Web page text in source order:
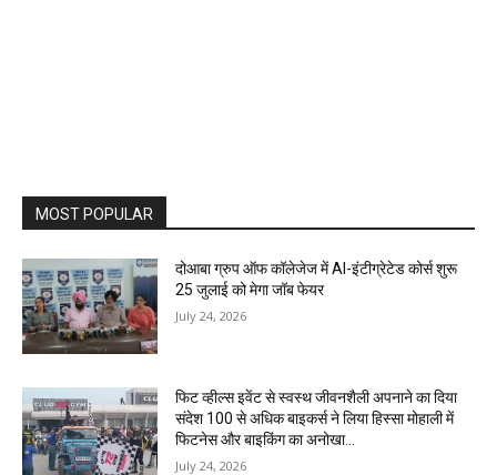
MOST POPULAR
दोआबा ग्रुप ऑफ कॉलेजेज में AI-इंटीग्रेटेड कोर्स शुरू
25 जुलाई को मेगा जॉब फेयर
July 24, 2026
फिट व्हील्स इवेंट से स्वस्थ जीवनशैली अपनाने का दिया
संदेश 100 से अधिक बाइकर्स ने लिया हिस्सा मोहाली में
फिटनेस और बाइकिंग का अनोखा...
July 24, 2026